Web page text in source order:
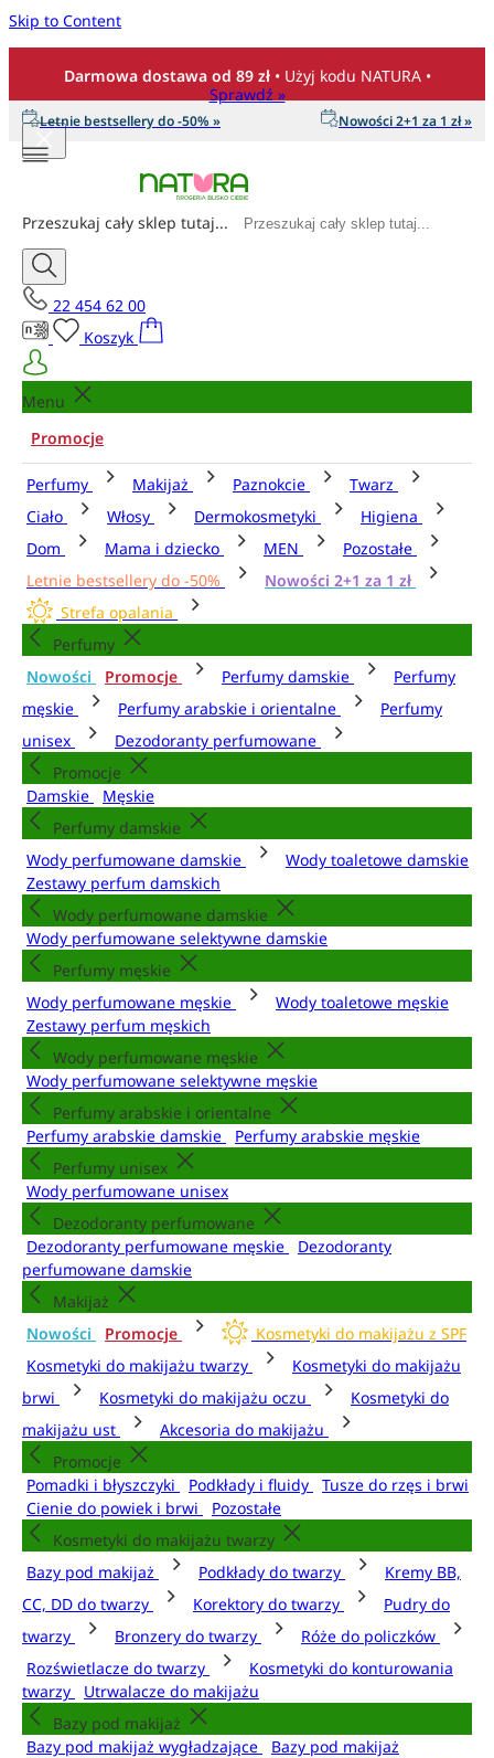
Skip to Content
Darmowa dostawa od 89 zł • Użyj kodu NATURA •
Sprawdź »
Letnie bestsellery do -50% » Nowości 2+1 za 1 zł »
Przeszukaj cały sklep tutaj...
22 454 62 00
Koszyk
Menu
Promocje
Perfumy Makijaż Paznokcie
Twarz
Ciało
Włosy Dermokosmetyki
Higiena
Dom
Mama i dziecko MEN
Pozostałe
Letnie bestsellery do -50%
Nowości 2+1 za 1 zł
Strefa opalania
Perfumy
Nowości
Promocje Perfumy damskie
Perfumy
męskie
Perfumy arabskie i orientalne
Perfumy
unisex
Dezodoranty perfumowane
Promocje
Damskie
Męskie
Perfumy damskie
Wody perfumowane damskie
Wody toaletowe damskie
Zestawy perfum damskich
Wody perfumowane damskie
Wody perfumowane selektywne damskie
Perfumy męskie
Wody perfumowane męskie
Wody toaletowe męskie
Zestawy perfum męskich
Wody perfumowane męskie
Wody perfumowane selektywne męskie
Perfumy arabskie i orientalne
Perfumy arabskie damskie
Perfumy arabskie męskie
Perfumy unisex
Wody perfumowane unisex
Dezodoranty perfumowane
Dezodoranty perfumowane męskie
Dezodoranty
perfumowane damskie
Makijaż
Nowości
Promocje
Kosmetyki do makijażu z SPF
Kosmetyki do makijażu twarzy
Kosmetyki do makijażu
brwi
Kosmetyki do makijażu oczu
Kosmetyki do
makijażu ust
Akcesoria do makijażu
Promocje
Pomadki i błyszczyki
Podkłady i fluidy
Tusze do rzęs i brwi
Cienie do powiek i brwi
Pozostałe
Kosmetyki do makijażu twarzy
Bazy pod makijaż
Podkłady do twarzy
Kremy BB,
CC, DD do twarzy
Korektory do twarzy
Pudry do
twarzy
Bronzery do twarzy
Róże do policzków
Rozświetlacze do twarzy
Kosmetyki do konturowania
twarzy
Utrwalacze do makijażu
Bazy pod makijaż
Bazy pod makijaż wygładzające
Bazy pod makijaż